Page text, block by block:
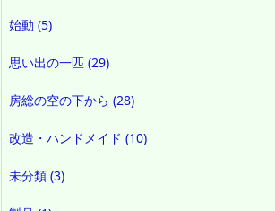
始動 (5)
思い出の一匹 (29)
房総の空の下から (28)
改造・ハンドメイド (10)
未分類 (3)